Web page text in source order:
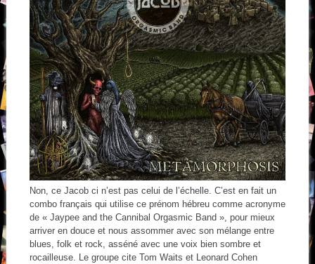
Non, ce Jacob ci n’est pas celui de l’échelle. C’est en fait un
combo français qui utilise ce prénom hébreu comme acronyme
de « Jaypee and the Cannibal Orgasmic Band », pour mieux
arriver en douce et nous assommer avec son mélange entre
blues, folk et rock, asséné avec une voix bien sombre et
rocailleuse. Le groupe cite Tom Waits et Leonard Cohen